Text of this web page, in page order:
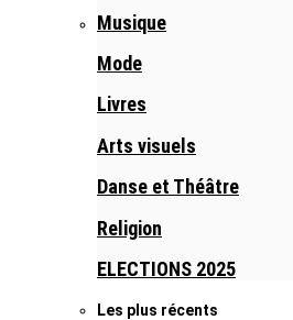
Musique
Mode
Livres
Arts visuels
Danse et Théâtre
Religion
ELECTIONS 2025
Les plus récents